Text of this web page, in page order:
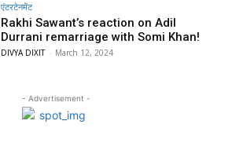
एंटरटेनमेंट
Rakhi Sawant’s reaction on Adil
Durrani remarriage with Somi Khan!
DIVYA DIXIT - March 12, 2024
- Advertisement -